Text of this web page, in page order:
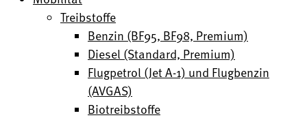
Treibstoffe
Benzin (BF95, BF98, Premium)
Diesel (Standard, Premium)
Flugpetrol (Jet A-1) und Flugbenzin
(AVGAS)
Biotreibstoffe